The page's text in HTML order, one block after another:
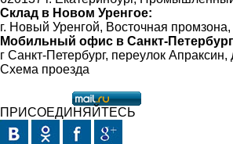
Склад в Новом Уренгое:
г. Новый Уренгой, Восточная
Мобильный офис в Санкт-
г Санкт-Петербург, переулок
Схема проезда
ПРИСОЕДИНЯЙТЕСЬ